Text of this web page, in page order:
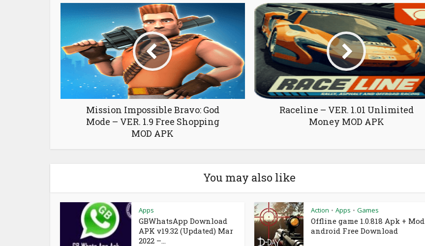
Mission Impossible Bravo: God
Mode – VER. 1.9 Free Shopping
MOD APK
Raceline – VER. 1.01 Unlimited
Money MOD APK
You may also like
Apps
GBWhatsApp Download
APK v19.32 (Updated) Mar
2022 –...
Action • Apps • Games
Offline game 1.0.818 Apk + Mod
android Free Download